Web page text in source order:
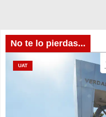
No te lo pierdas...
UAT